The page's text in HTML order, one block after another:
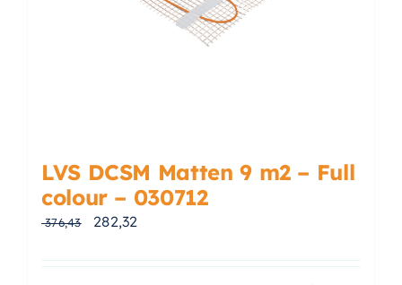
LVS DCSM Matten 9 m2 – Full
colour – 030712
376,43 Oorspronkelijke prijs was: € 376,43.
282,32